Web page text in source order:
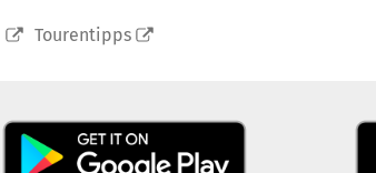
Tourentipps